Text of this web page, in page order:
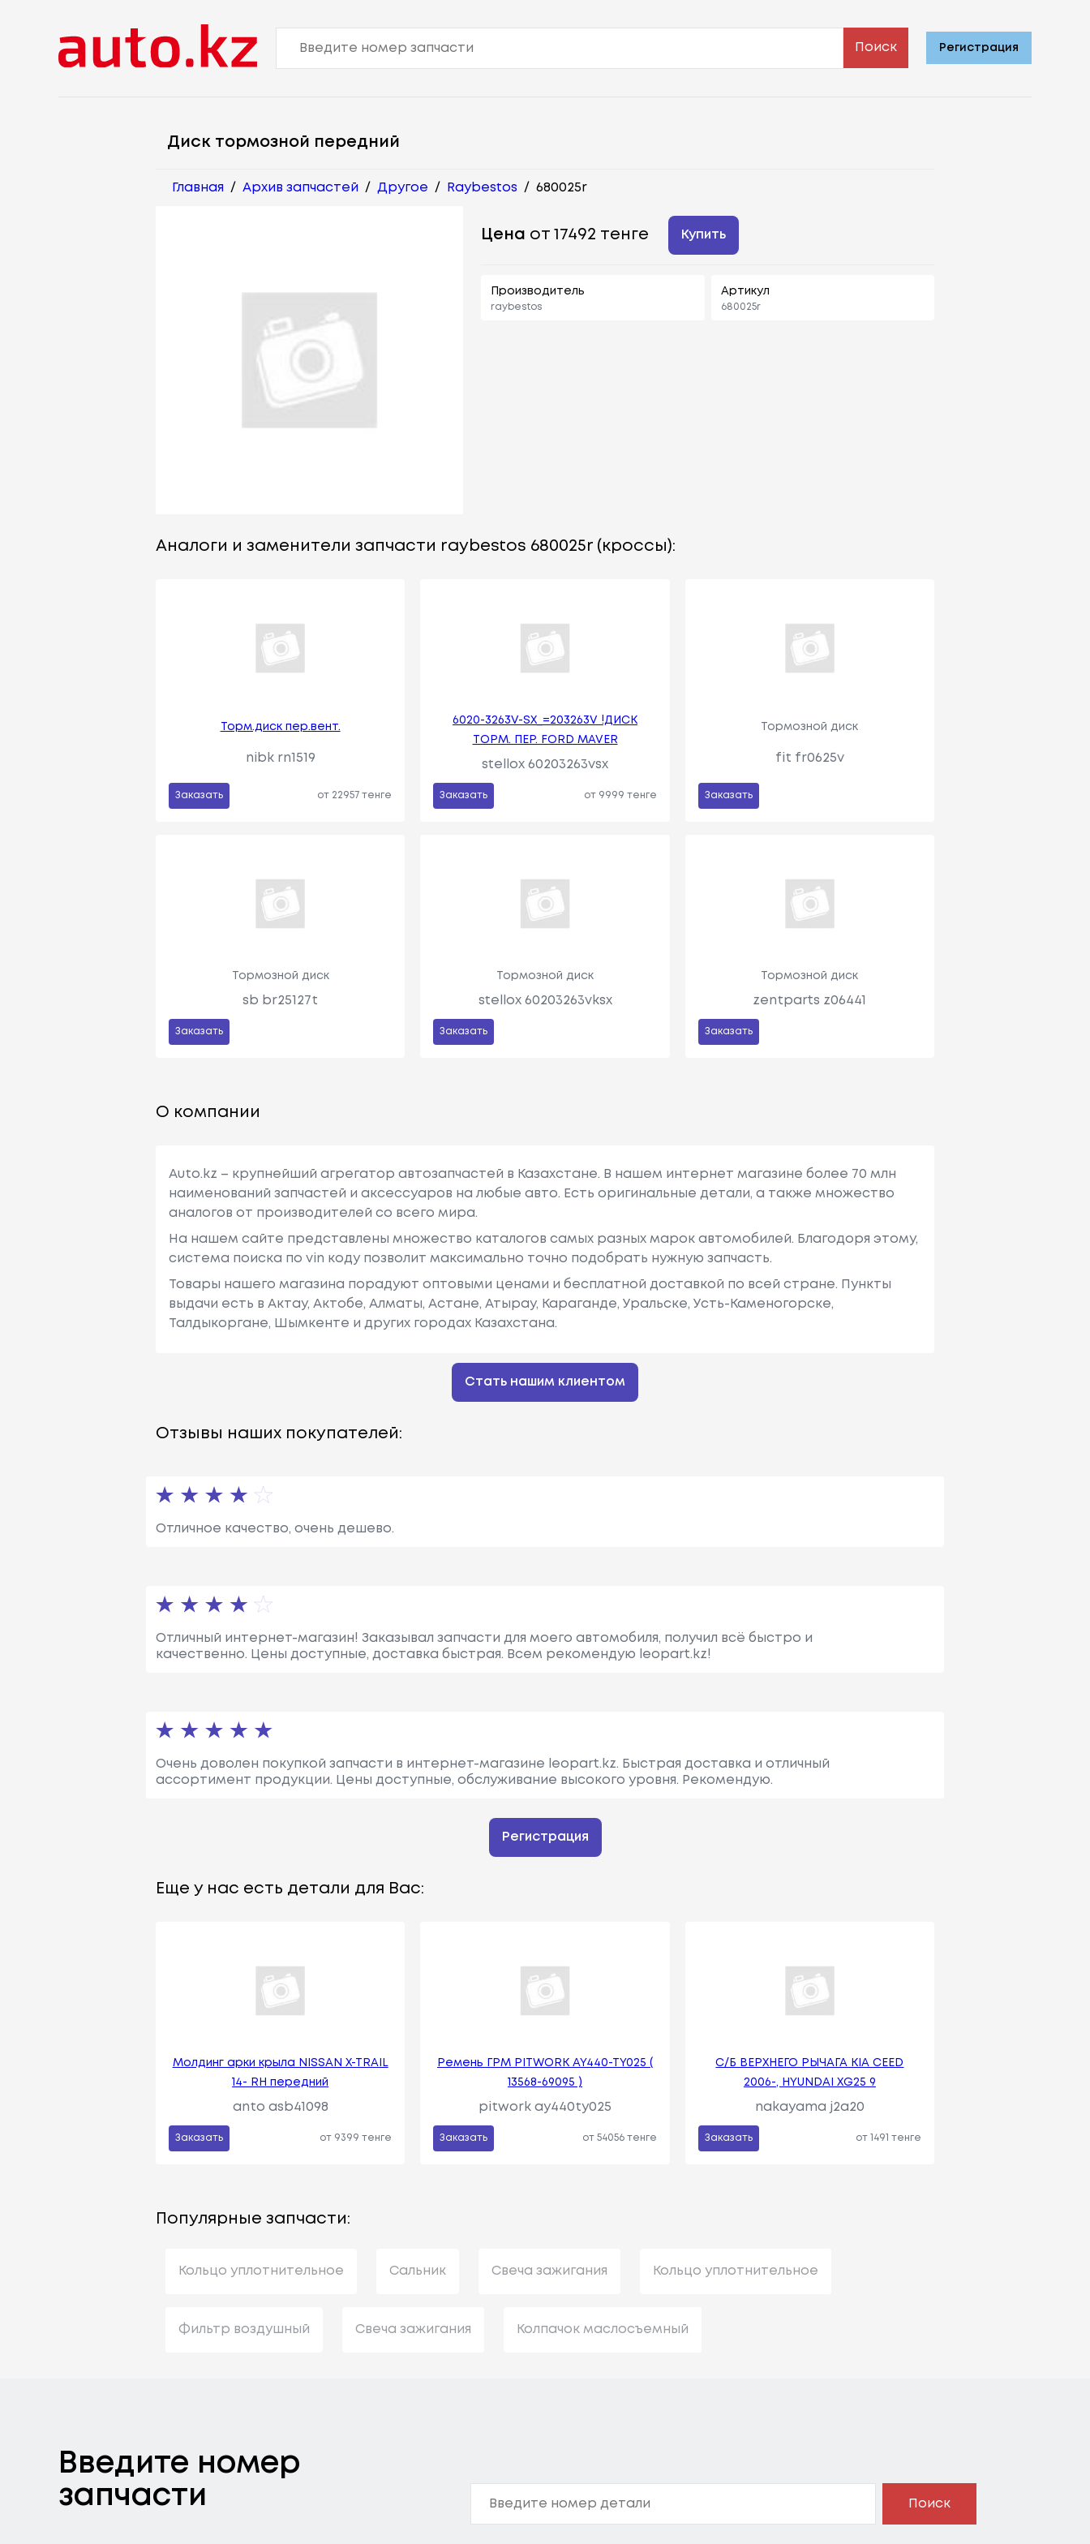
Поиск Регистрация
Диск тормозной передний
Главная / Архив запчастей / Другое / Raybestos / 680025r
Цена от 17492 тенге Купить
Производитель
raybestos
Артикул
680025r
Аналоги и заменители запчасти raybestos 680025r (кроссы):
Торм.диск пер.вент.
nibk rn1519
Заказать от 22957 тенге
6020-3263V-SX_=203263V !ДИСК
ТОРМ. ПЕР. FORD MAVER
stellox 60203263vsx
Заказать от 9999 тенге
Тормозной диск
fit fr0625v
Заказать
Тормозной диск
sb br25127t
Заказать
Тормозной диск
stellox 60203263vksx
Заказать
Тормозной диск
zentparts z06441
Заказать
О компании
Auto.kz – крупнейший агрегатор автозапчастей в Казахстане. В нашем интернет магазине более 70 млн
наименований запчастей и аксессуаров на любые авто. Есть оригинальные детали, а также множество
аналогов от производителей со всего мира.
На нашем сайте представлены множество каталогов самых разных марок автомобилей. Благодоря этому,
система поиска по vin коду позволит максимально точно подобрать нужную запчасть.
Товары нашего магазина порадуют оптовыми ценами и бесплатной доставкой по всей стране. Пункты
выдачи есть в Актау, Актобе, Алматы, Астане, Атырау, Караганде, Уральске, Усть-Каменогорске,
Талдыкоргане, Шымкенте и других городах Казахстана.
Стать нашим клиентом
Отзывы наших покупателей:
Отличное качество, очень дешево.
Отличный интернет-магазин! Заказывал запчасти для моего автомобиля, получил всё быстро и
качественно. Цены доступные, доставка быстрая. Всем рекомендую leopart.kz!
Очень доволен покупкой запчасти в интернет-магазине leopart.kz. Быстрая доставка и отличный
ассортимент продукции. Цены доступные, обслуживание высокого уровня. Рекомендую.
Регистрация
Еще у нас есть детали для Вас:
Молдинг арки крыла NISSAN X-TRAIL
14- RH передний
anto asb41098
Заказать от 9399 тенге
Ремень ГРМ PITWORK AY440-TY025 (
13568-69095 )
pitwork ay440ty025
Заказать от 54056 тенге
С/Б ВЕРХНЕГО РЫЧАГА KIA CEED
2006-, HYUNDAI XG25 9
nakayama j2a20
Заказать от 1491 тенге
Популярные запчасти:
Кольцо уплотнительное Сальник Свеча зажигания Кольцо уплотнительное
Фильтр воздушный Свеча зажигания Колпачок маслосъемный
Введите номер
запчасти
Поиск